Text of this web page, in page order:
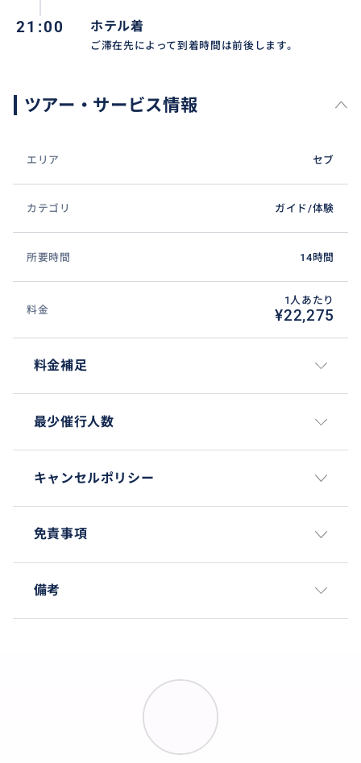
21:00 ホテル着
ご滞在先によって到着時間は前後します。
ツアー・サービス情報
エリア セブ
カテゴリ ガイド/体験
所要時間 14時間
料金
1人あたり
¥22,275
料金補足
最少催行人数
キャンセルポリシー
免責事項
備考